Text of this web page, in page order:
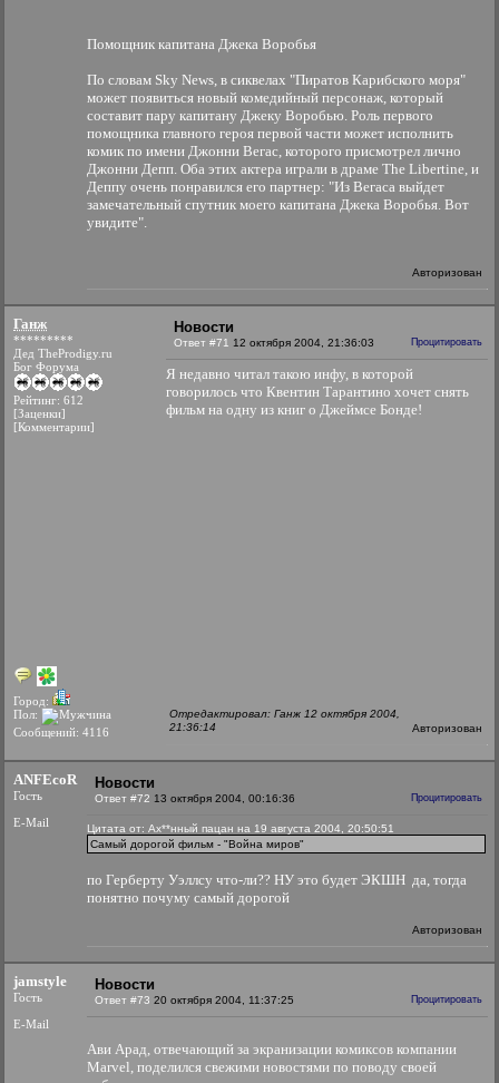
Помощник капитана Джека Воробья
По словам Sky News, в сиквелах "Пиратов Карибского моря"
может появиться новый комедийный персонаж, который
составит пару капитану Джеку Воробью. Роль первого
помощника главного героя первой части может исполнить
комик по имени Джонни Вегас, которого присмотрел лично
Джонни Депп. Оба этих актера играли в драме The Libertine, и
Деппу очень понравился его партнер: "Из Вегаса выйдет
замечательный спутник моего капитана Джека Воробья. Вот
увидите".
Авторизован
Ганж
*********
Дед TheProdigy.ru
Бог Форума
Рейтинг: 612
[Заценки]
[Комментарии]
Город:
Пол:
Сообщений: 4116
Новости
Ответ #71 12 октября 2004, 21:36:03 Процитировать
Я недавно читал такою инфу, в которой
говорилось что Квентин Тарантино хочет снять
фильм на одну из книг о Джеймсе Бонде!
Отредактировал: Ганж 12 октября 2004,
21:36:14
Авторизован
ANFEcoR
Гость
E-Mail
Новости
Ответ #72 13 октября 2004, 00:16:36 Процитировать
Цитата от: Ах**нный пацан на 19 августа 2004, 20:50:51
Самый дорогой фильм - "Война миров"
по Герберту Уэллсу что-ли?? НУ это будет ЭКШН да, тогда
понятно почуму самый дорогой
Авторизован
jamstyle
Гость
E-Mail
Новости
Ответ #73 20 октября 2004, 11:37:25 Процитировать
Ави Арад, отвечающий за экранизации комиксов компании
Marvel, поделился свежими новостями по поводу своей